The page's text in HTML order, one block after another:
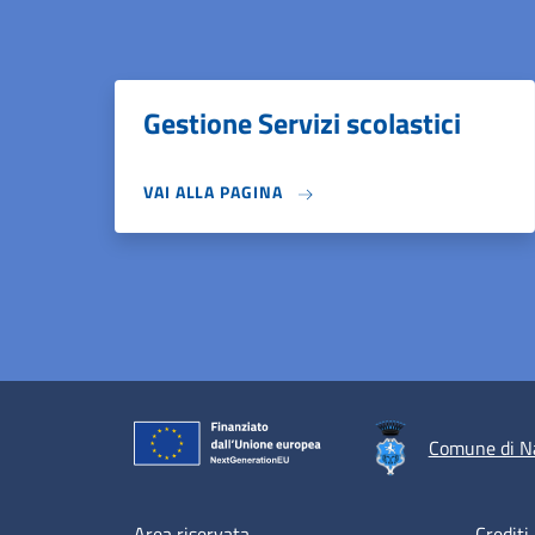
Gestione Servizi scolastici
VAI ALLA PAGINA
Comune di